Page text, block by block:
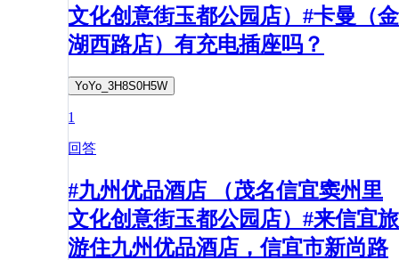
文化创意街玉都公园店）#卡曼（金
湖西路店）有充电插座吗？
YoYo_3H8S0H5W
1
回答
#九州优品酒店 （茂名信宜窦州里
文化创意街玉都公园店）#来信宜旅
游住九州优品酒店，信宜市新尚路